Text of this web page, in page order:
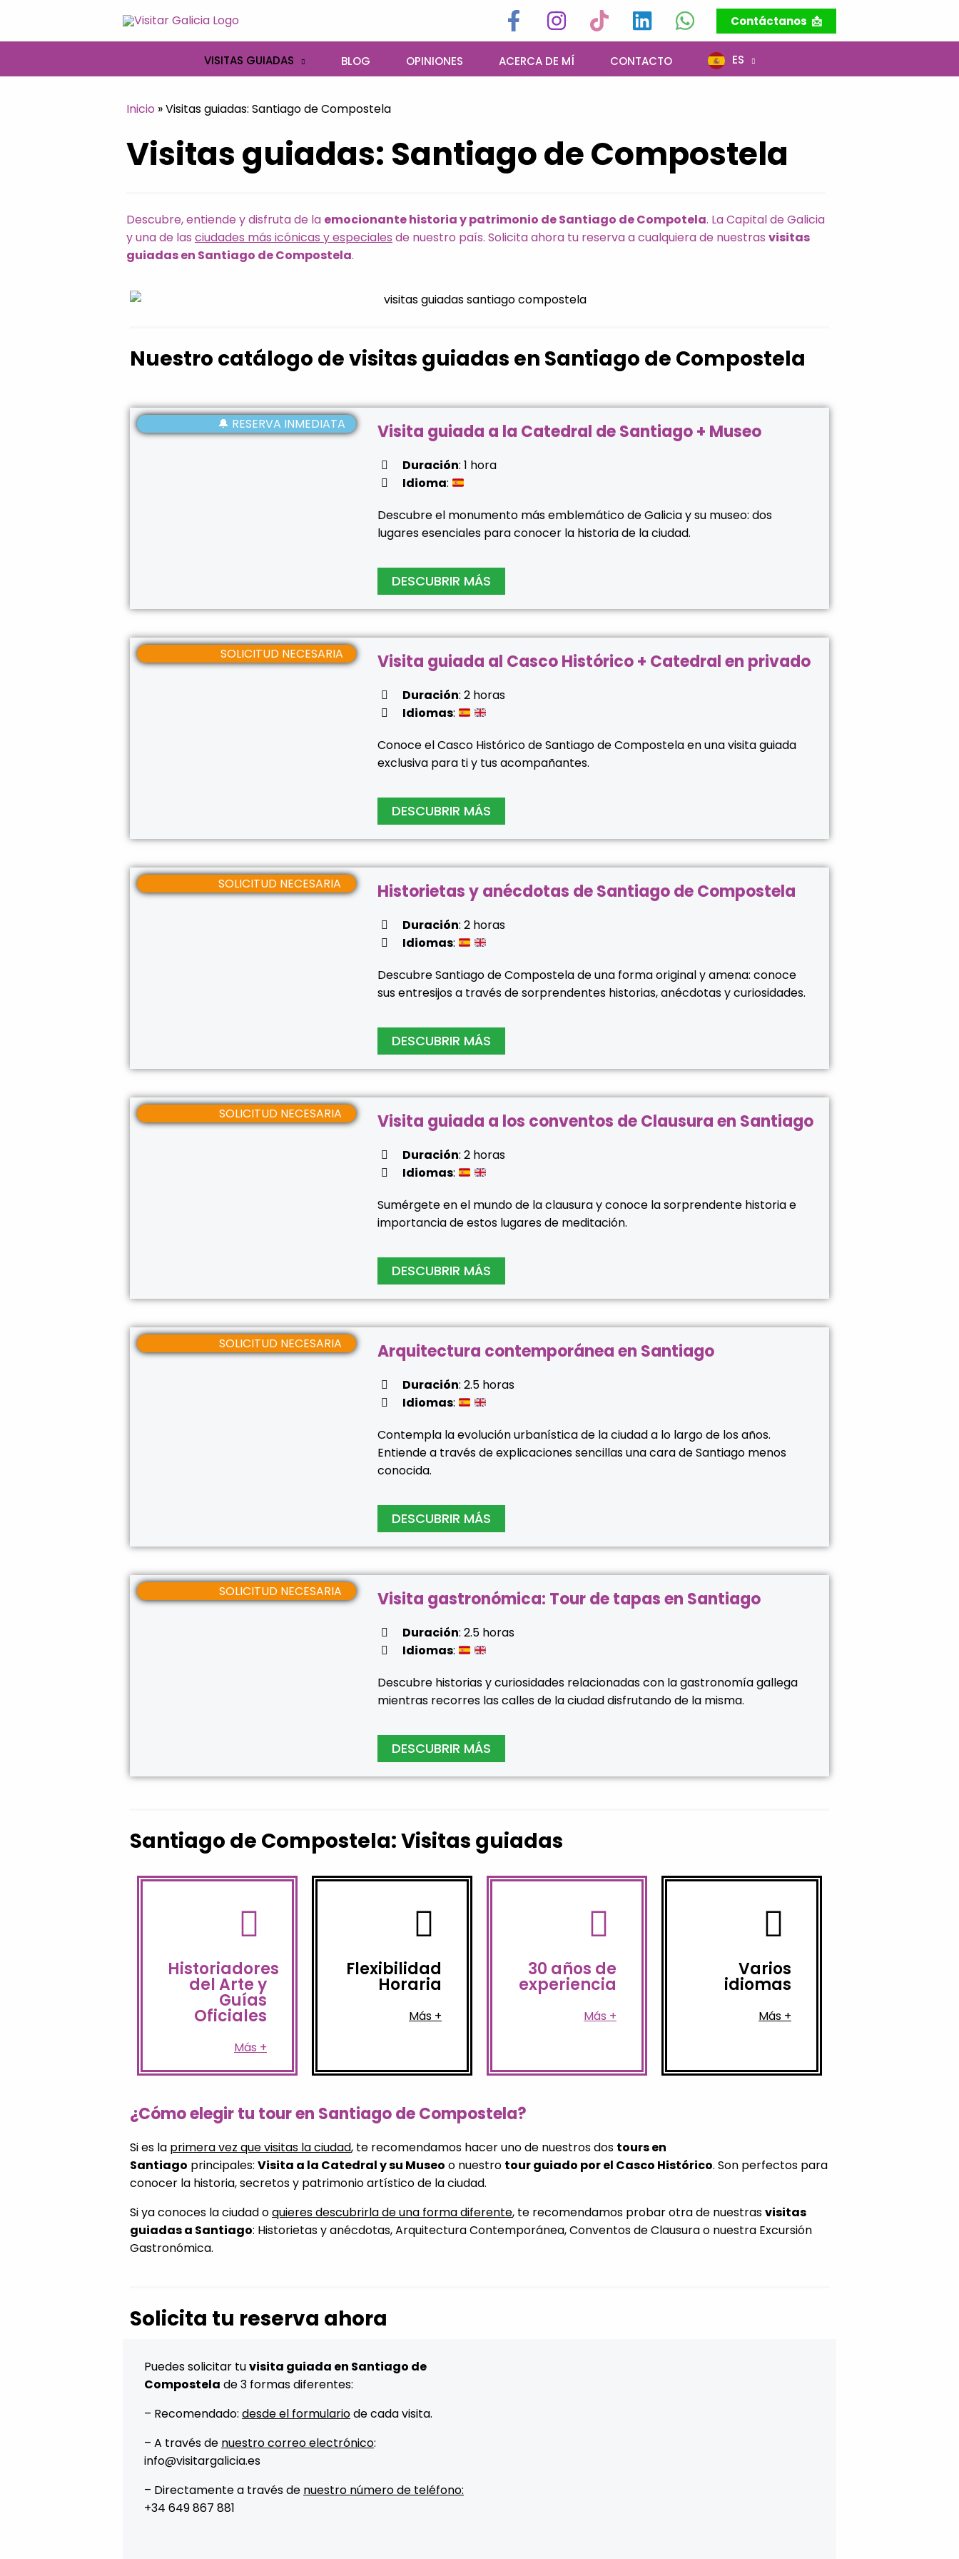
contenido
Contáctanos 📩
VISITAS GUIADAS BLOG OPINIONES ACERCA DE MÍ CONTACTO ES
Inicio »Visitas guiadas: Santiago de Compostela
Visitas guiadas: Santiago de Compostela
Descubre, entiende y disfruta de la emocionante historia y patrimonio de Santiago de Compotela. La Capital de Galicia
y una de las ciudades más icónicas y especiales de nuestro país. Solicita ahora tu reserva a cualquiera de nuestras visitas
guiadas en Santiago de Compostela.
Nuestro catálogo de visitas guiadas en Santiago de Compostela
🔔 RESERVA INMEDIATA Visita guiada a la Catedral de Santiago + Museo
Duración: 1 hora
Idioma:
Descubre el monumento más emblemático de Galicia y su museo: dos
lugares esenciales para conocer la historia de la ciudad.
DESCUBRIR MÁS
SOLICITUD NECESARIA Visita guiada al Casco Histórico + Catedral en privado
Duración: 2 horas
Idiomas:
Conoce el Casco Histórico de Santiago de Compostela en una visita guiada
exclusiva para ti y tus acompañantes.
DESCUBRIR MÁS
SOLICITUD NECESARIA Historietas y anécdotas de Santiago de Compostela
Duración: 2 horas
Idiomas:
Descubre Santiago de Compostela de una forma original y amena: conoce
sus entresijos a través de sorprendentes historias, anécdotas y curiosidades.
DESCUBRIR MÁS
SOLICITUD NECESARIA Visita guiada a los conventos de Clausura en Santiago
Duración: 2 horas
Idiomas:
Sumérgete en el mundo de la clausura y conoce la sorprendente historia e
importancia de estos lugares de meditación.
DESCUBRIR MÁS
SOLICITUD NECESARIA Arquitectura contemporánea en Santiago
Duración: 2.5 horas
Idiomas:
Contempla la evolución urbanística de la ciudad a lo largo de los años.
Entiende a través de explicaciones sencillas una cara de Santiago menos
conocida.
DESCUBRIR MÁS
SOLICITUD NECESARIA Visita gastronómica: Tour de tapas en Santiago
Duración: 2.5 horas
Idiomas:
Descubre historias y curiosidades relacionadas con la gastronomía gallega
mientras recorres las calles de la ciudad disfrutando de la misma.
DESCUBRIR MÁS
Santiago de Compostela: Visitas guiadas
Historiadores
del Arte y
Guías
Oficiales
Más +
Aprovecha tu
visita a
Santiago de
Compostela y
descubre su
nunca antes lo
habías hecho
Flexibilidad
Horaria
Más +
Consulta con
nosotras
cuándo te
viene mejor
realizar tu
30 años de
experiencia
Más +
Conocemos a
visitantes al
año y sabemos
cada uno de
ellos
Varios
idiomas
Más +
que quieres
realizar eltour
a Santiago.
Disponibles
actualmente:
¿Cómo elegir tu tour en Santiago de Compostela?
Si es la primera vez que visitas la ciudad, te recomendamos hacer uno de nuestros dos tours en
Santiago principales: Visita a la Catedral y su Museo o nuestro tour guiado por el Casco Histórico. Son perfectos para
conocer la historia, secretos y patrimonio artístico de la ciudad.
Si ya conoces la ciudad oquieres descubrirla de una forma diferente, te recomendamos probar otra de nuestrasvisitas
guiadas a Santiago: Historietas y anécdotas, Arquitectura Contemporánea, Conventos de Clausura o nuestra Excursión
Gastronómica.
Solicita tu reserva ahora
Puedes solicitar tuvisita guiada en Santiago de
Compostela de 3 formas diferentes:
– Recomendado: desde el formulariode cada visita.
– A través de nuestro correo electrónico:
info@visitargalicia.es
– Directamente a través de nuestro número de teléfono:
+34 649 867 881